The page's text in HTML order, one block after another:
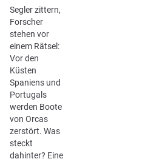
Segler zittern,
Forscher
stehen vor
einem Rätsel:
Vor den
Küsten
Spaniens und
Portugals
werden Boote
von Orcas
zerstört. Was
steckt
dahinter? Eine